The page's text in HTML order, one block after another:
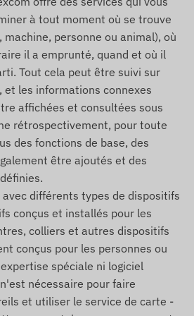
une zone géographique
supplémentaires et des
consultez la section
services étendus mis en ouvre
alertes supplémentaires,
et analyse graphique des
de journaux de bord et
sont décrits dans la
de suivi.
E 4G LTE traceur GPS pour
à tout moment où se trouve
personne ou animal), où
il a emprunté, quand et où il
Tout cela peut être suivi sur
les informations connexes
affichées et consultées sous
rétrospectivement, pour toute
des fonctions de base, des
être ajoutés et des
différents types de dispositifs
conçus et installés pour les
colliers et autres dispositifs
conçus pour les personnes ou
spéciale ni logiciel
nécessaire pour faire
et utiliser le service de carte -